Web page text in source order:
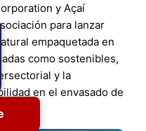
y Açaí
para lanzar
empaquetada en
como sostenibles,
y la
en el envasado de